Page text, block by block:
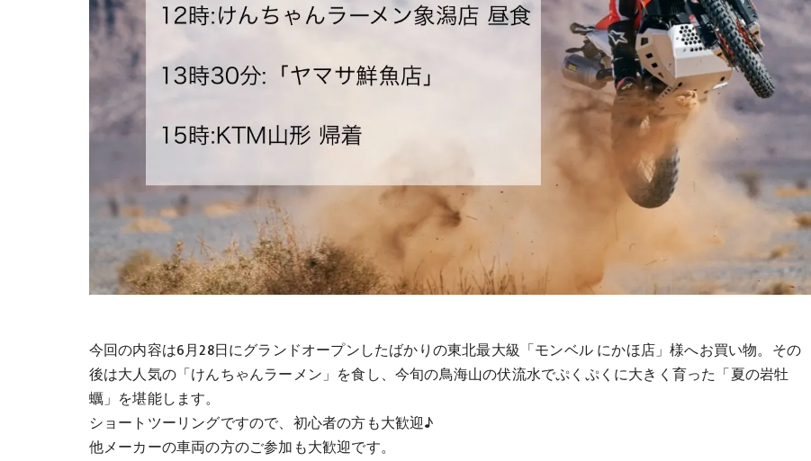
今回の内容は6月28日にグランドオープンしたばかりの東北最大級「モンベル にかほ店」様へお買い物。その
後は大人気の「けんちゃんラーメン」を食し、今旬の鳥海山の伏流水でぷくぷくに大きく育った「夏の岩牡
蠣」を堪能します。
ショートツーリングですので、初心者の方も大歓迎♪
他メーカーの車両の方のご参加も大歓迎です。